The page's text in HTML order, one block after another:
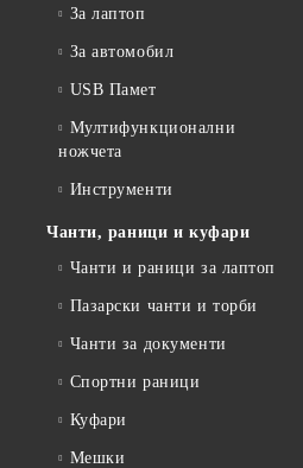
За лаптоп
За автомобил
USB Памет
Мултифункционални
ножчета
Инструменти
Чанти, раници и куфари
Чанти и раници за лаптоп
Пазарски чанти и торби
Чанти за документи
Спортни раници
Куфари
Мешки